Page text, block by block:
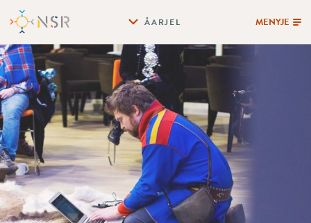
ÅARJEL MENYJE